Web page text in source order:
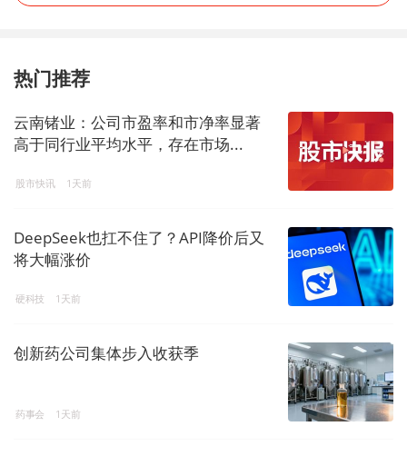
热门推荐
云南锗业：公司市盈率和市净率显著
高于同行业平均水平，存在市场...
股市快讯 1天前
DeepSeek也扛不住了？API降价后又
将大幅涨价
硬科技 1天前
创新药公司集体步入收获季
药事会 1天前